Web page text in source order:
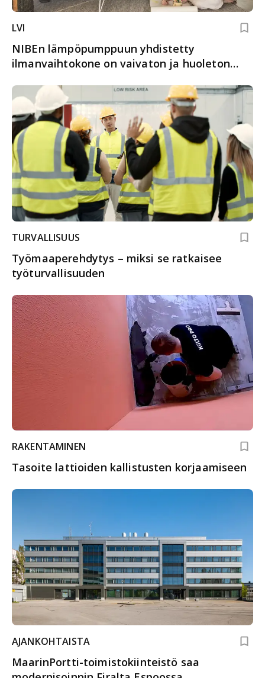
LVI
NIBEn lämpöpumppuun yhdistetty
ilmanvaihtokone on vaivaton ja huoleton
automatisoitua halutunlaiseksi
TURVALLISUUS
Työmaaperehdytys – miksi se ratkaisee
työturvallisuuden
RAKENTAMINEN
Tasoite lattioiden kallistusten korjaamiseen
AJANKOHTAISTA
MaarinPortti-toimistokiinteistö saa